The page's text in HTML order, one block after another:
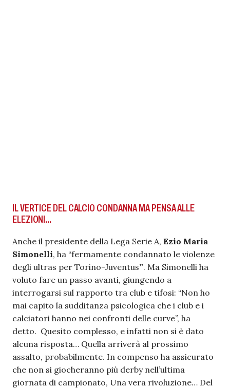
IL VERTICE DEL CALCIO CONDANNA MA PENSA ALLE
ELEZIONI…
Anche il presidente della Lega Serie A, Ezio Maria
Simonelli, ha “fermamente condannato le violenze
degli ultras per Torino-Juventus”. Ma Simonelli ha
voluto fare un passo avanti, giungendo a
interrogarsi sul rapporto tra club e tifosi: “Non ho
mai capito la sudditanza psicologica che i club e i
calciatori hanno nei confronti delle curve”, ha
detto. Quesito complesso, e infatti non si è dato
alcuna risposta… Quella arriverà al prossimo
assalto, probabilmente. In compenso ha assicurato
che non si giocheranno più derby nell’ultima
giornata di campionato, Una vera rivoluzione… Del